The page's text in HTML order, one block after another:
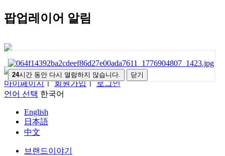
팝업레이어 알림
24시간 동안 다시 열람하지 않습니다. 닫기
메뉴열기
마이페이지ㅣ 회원가입ㅣ 로그인
언어 선택 한국어
English
日本語
中文
브랜드이야기